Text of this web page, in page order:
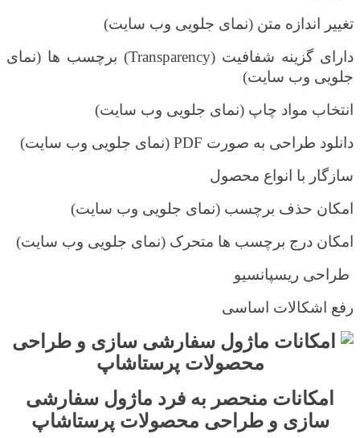
تغییر اندازه متن (نمای جلویی وب سایت)
دارای گزینه شفافیت (Transparency) برچسب ها (نمای
جلویی وب سایت)
انتخاب مواد چاپ (نمای جلویی وب سایت)
دانلود طراحی به صورت PDF (نمای جلویی وب سایت)
سازگار با انواع محصول
امکان حذف برچسب (نمای جلویی وب سایت)
امکان درج برچسب ها متحرک (نمای جلویی وب سایت)
طراحی ریسپانسیو
رفع اشکالات اساسی
امکانات منحصر به فرد ماژول سفارشی
سازی و طراحی محصولات پرستاشاپ